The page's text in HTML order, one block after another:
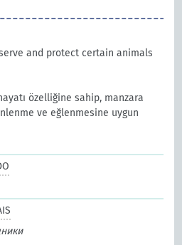
and protect certain animals
özelliğine sahip, manzara
ve eğlenmesine uygun